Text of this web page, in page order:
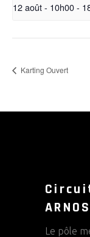
12 août - 10h00-
Karting Ouvert
ARNOS
Le pôle